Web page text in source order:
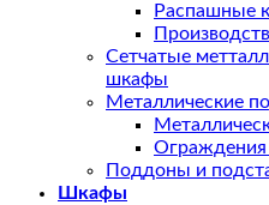
Распашные
Сетчатые
шкафы
Металлические
Ограждения
Поддоны и
Шкафы